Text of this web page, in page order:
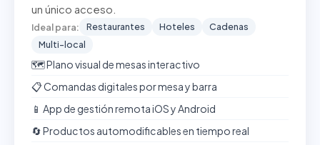
un único acceso.
Ideal para: Restaurantes Hoteles
Cadenas
Multi-local
🗺️ Plano visual de mesas interactivo
📋 Comandas digitales por mesa y barra
📱 App de gestión remota iOS y Android
🔄 Productos automodificables en tiempo real